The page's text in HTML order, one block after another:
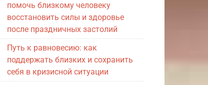
помочь близкому человеку
восстановить силы и здоровье
после праздничных застолий
Путь к равновесию: как
поддержать близких и сохранить
себя в кризисной ситуации